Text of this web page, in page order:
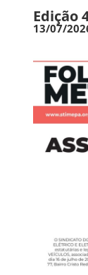
Edição
13/07/